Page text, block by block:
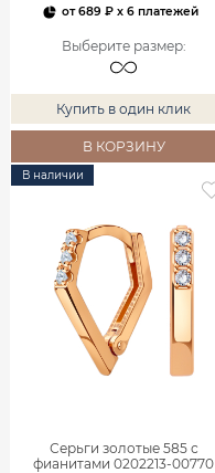
от689 ₽ x 6 платежей
Выберите размер:
Купить в один клик
В КОРЗИНУ
В наличии
Серьги золотые 585 с
фианитами 0202213-00770